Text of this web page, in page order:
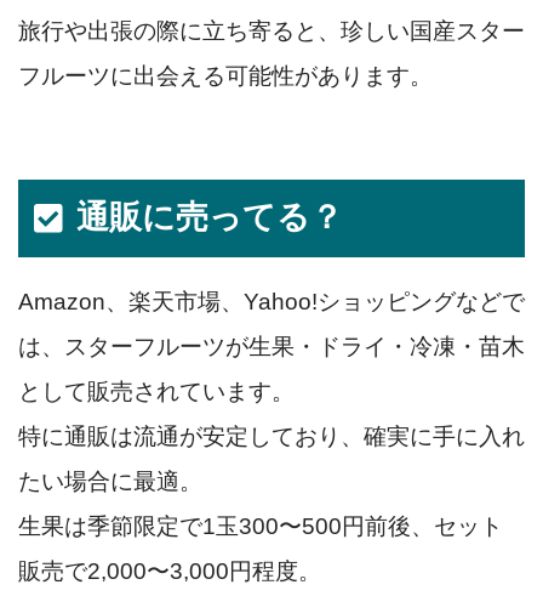
旅行や出張の際に立ち寄ると、珍しい国産スター
フルーツに出会える可能性があります。
通販に売ってる？
Amazon、楽天市場、Yahoo!ショッピングなどで
は、スターフルーツが生果・ドライ・冷凍・苗木
として販売されています。
特に通販は流通が安定しており、確実に手に入れ
たい場合に最適。
生果は季節限定で1玉300〜500円前後、セット
販売で2,000〜3,000円程度。